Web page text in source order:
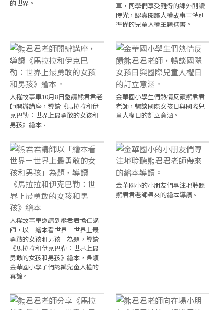
的世界。
車，同學們享受難得的課外閱讀
時光，認真閱讀人權故事車特別
準備的兒童人權主題選書。
人權故事車10月8日邀請熊君君老
師開辦講座，導讀《馬拉拉和伊
克巴勒：世界上最勇敢的女孩和
男孩》繪本。
金華國小學生們熱情反饋熊君君
老師，暢談國際女孩日與國際兒
童人權日的訂立意涵。
人權故事車邀請到熊君君擔任講
師，以「繪本看世界－世界上最
勇敢的女孩和男孩」為題，導讀
《馬拉拉和伊克巴勒：世界上最
勇敢的女孩和男孩》繪本，帶領
金華國小學子們認識兒童人權的
真諦。
金華國小的小朋友們專注地聆聽
熊君君老師帶來的繪本導讀。